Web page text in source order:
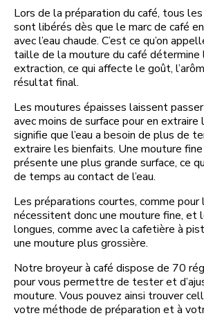
Lors de la préparation du café, tous
sont libérés dès que le marc de café
avec l’eau chaude. C’est ce qu’on
taille de la mouture du café détermine
extraction, ce qui affecte le goût,
résultat final.
Les moutures épaisses laissent passer
avec moins de surface pour en extraire
signifie que l’eau a besoin de plus de
extraire les bienfaits. Une mouture
présente une plus grande surface, ce
de temps au contact de l’eau.
Les préparations courtes, comme pour
nécessitent donc une mouture fine, et
longues, comme avec la cafetière à
une mouture plus grossière.
Notre broyeur à café dispose de 70
pour vous permettre de tester et
mouture. Vous pouvez ainsi trouver
votre méthode de préparation et à